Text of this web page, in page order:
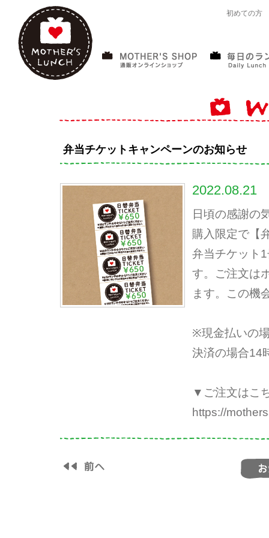
初めての方
弁当チケットキャンペーンのお知らせ
2022.08.21
日頃の感謝の
購入限定で【
弁当チケット
す。ご注文は
ます。この機
※現金払いの
決済の場合14
▼ご注文はこ
https://